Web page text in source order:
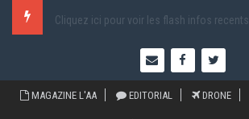
Cliquez ici pour voir les flash infos recents
MAGAZINE L'AA EDITORIAL DRONE